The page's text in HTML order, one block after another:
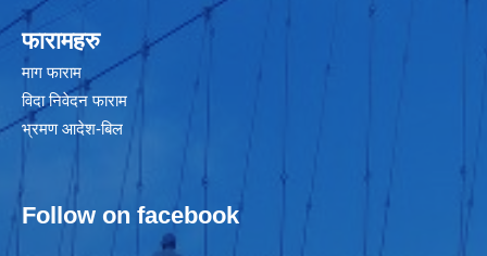
फारामहरु
माग फाराम
विदा निवेदन फाराम
भ्रमण आदेश-बिल
Follow on facebook